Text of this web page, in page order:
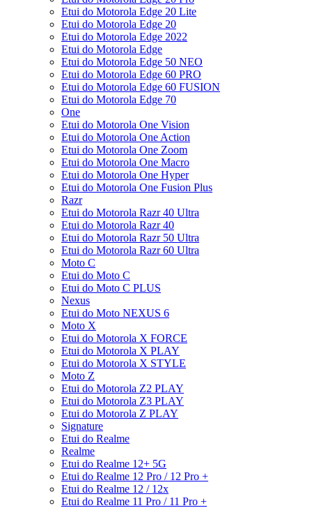
Etui do Motorola Edge 20 Lite
Etui do Motorola Edge 20
Etui do Motorola Edge 2022
Etui do Motorola Edge
Etui do Motorola Edge 50 NEO
Etui do Motorola Edge 60 PRO
Etui do Motorola Edge 60 FUSION
Etui do Motorola Edge 70
One
Etui do Motorola One Vision
Etui do Motorola One Action
Etui do Motorola One Zoom
Etui do Motorola One Macro
Etui do Motorola One Hyper
Etui do Motorola One Fusion Plus
Razr
Etui do Motorola Razr 40 Ultra
Etui do Motorola Razr 40
Etui do Motorola Razr 50 Ultra
Etui do Motorola Razr 60 Ultra
Moto C
Etui do Moto C
Etui do Moto C PLUS
Nexus
Etui do Moto NEXUS 6
Moto X
Etui do Motorola X FORCE
Etui do Motorola X PLAY
Etui do Motorola X STYLE
Moto Z
Etui do Motorola Z2 PLAY
Etui do Motorola Z3 PLAY
Etui do Motorola Z PLAY
Signature
Etui do Realme
Realme
Etui do Realme 12+ 5G
Etui do Realme 12 Pro / 12 Pro +
Etui do Realme 12 / 12x
Etui do Realme 11 Pro / 11 Pro +